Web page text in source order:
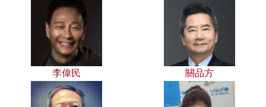
李偉民 關品方